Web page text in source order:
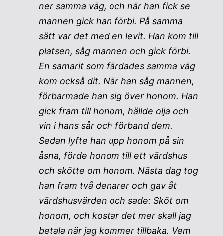
ner samma väg, och när han fick se
mannen gick han förbi. På samma
sätt var det med en levit. Han kom till
platsen, såg mannen och gick förbi.
En samarit som färdades samma väg
kom också dit. När han såg mannen,
förbarmade han sig över honom. Han
gick fram till honom, hällde olja och
vin i hans sår och förband dem.
Sedan lyfte han upp honom på sin
åsna, förde honom till ett värdshus
och skötte om honom. Nästa dag tog
han fram två denarer och gav åt
värdshusvärden och sade: Sköt om
honom, och kostar det mer skall jag
betala när jag kommer tillbaka. Vem